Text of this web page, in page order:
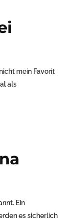
mein Favorit
als
Ein
es sicherlich